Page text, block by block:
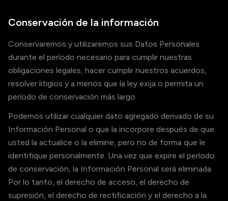
Conservación de la información
Conservaremos y utilizaremos sus Datos Personales
durante el período necesario para cumplir nuestras
obligaciones legales, hacer cumplir nuestros acuerdos,
resolver litigios y a menos que la ley exija o permita un
período de conservación más largo.
Podemos utilizar cualquier dato agregado derivado de su
Información Personal o que la incorpore después de que
usted la actualice o la elimine, pero no de forma que le
identifique personalmente. Una vez que expire el período
de conservación, la Información Personal será eliminada.
Por lo tanto, el derecho de acceso, el derecho de
supresión, el derecho de rectificación y el derecho a la